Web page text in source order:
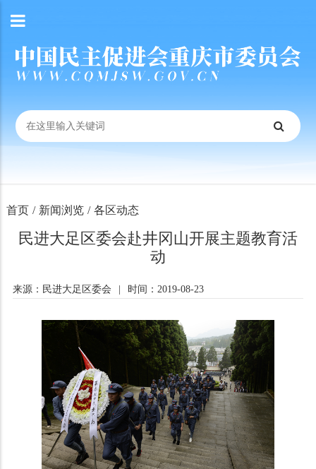
首页 / 新闻浏览 / 各区动态
民进大足区委会赴井冈山开展主题教育活
动
来源：民进大足区委会 时间：2019-08-23